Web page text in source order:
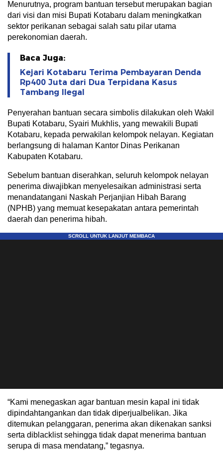
Menurutnya, program bantuan tersebut merupakan bagian
dari visi dan misi Bupati Kotabaru dalam meningkatkan
sektor perikanan sebagai salah satu pilar utama
perekonomian daerah.
Baca Juga:
Kejari Kotabaru Terima Pembayaran Denda
Rp400 Juta dari Dua Terpidana Kasus
Tambang Ilegal
Penyerahan bantuan secara simbolis dilakukan oleh Wakil
Bupati Kotabaru, Syairi Mukhlis, yang mewakili Bupati
Kotabaru, kepada perwakilan kelompok nelayan. Kegiatan
berlangsung di halaman Kantor Dinas Perikanan
Kabupaten Kotabaru.
Sebelum bantuan diserahkan, seluruh kelompok nelayan
penerima diwajibkan menyelesaikan administrasi serta
menandatangani Naskah Perjanjian Hibah Barang
(NPHB) yang memuat kesepakatan antara pemerintah
daerah dan penerima hibah.
“Kami menegaskan agar bantuan mesin kapal ini tidak
dipindahtangankan dan tidak diperjualbelikan. Jika
ditemukan pelanggaran, penerima akan dikenakan sanksi
serta diblacklist sehingga tidak dapat menerima bantuan
serupa di masa mendatang,” tegasnya.